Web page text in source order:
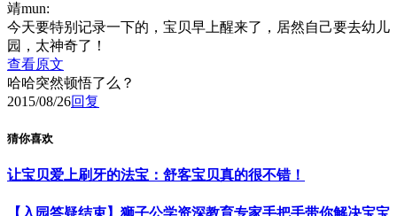
靖mun:
今天要特别记录一下的，宝贝早上醒来了，居然自己要去幼儿
园，太神奇了！
查看原文
哈哈突然顿悟了么？
2015/08/26回复
猜你喜欢
让宝贝爱上刷牙的法宝：舒客宝贝真的很不错！
【入园答疑结束】狮子公学资深教育专家手把手带你解决宝宝